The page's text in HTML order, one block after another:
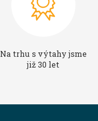
Na trhu s výtahy jsme
již 30 let